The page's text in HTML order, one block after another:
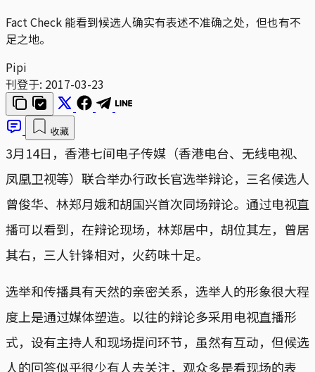
Fact Check 能看到候选人确实有表述不准确之处，但也有不
足之地。
Pipi
刊登于: 2017-03-23
收藏
3月14日，香港七间电子传媒（香港电台、无线电视、
凤凰卫视等）联合举办行政长官选举辩论，三名候选人
曾俊华、林郑月娥和胡国兴首次同场辩论。通过电视直
播可以看到，在辩论现场，林郑居中，胡位其左，曾居
其右，三人针锋相对，火药味十足。
选举和传播具有天然的亲密关系，选举人的形象很大程
度上是通过媒体塑造。以往的辩论多采用电视直播形
式，设有主持人和现场提问环节，虽然有互动，但候选
人的回答似乎很少有人去关注，观众多是看现场的表